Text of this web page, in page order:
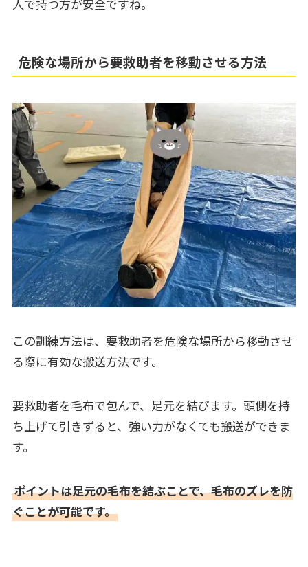
人で持つ方が安全ですね。
危険な場所から要救助者を移動させる方法
この訓練方法は、要救助者を危険な場所から移動させ
る際に有効な搬送方法です。
要救助者を毛布で包んで、足元を結びます。頭側を持
ち上げて引きずると、強い力がなくても搬送ができま
す。
ポイントは足元の毛布を結ぶことで、毛布のズレを防
ぐことが可能です。